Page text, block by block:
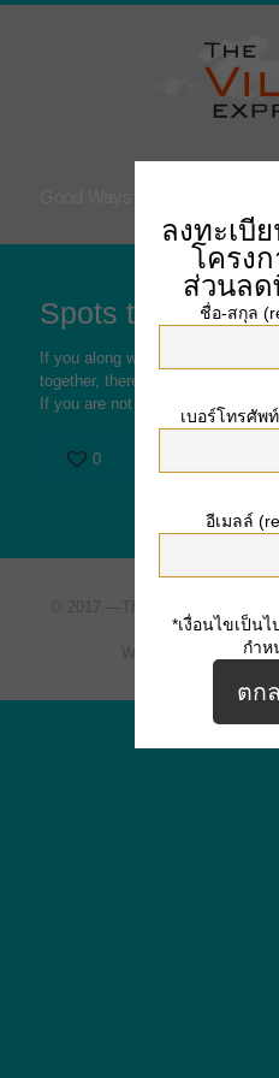
Spots to
If you along with your spouse
together, there are many
If you are not
0
© 2017 — The Ville Express
All
Siripat Estate
Website Design by
ลงทะเบี
โครงก
ส่วนลด
ชื่อ-สกุล
เบอร์โทรศัพ
อีเมลล์
*เงื่อนไขเป็น
กำห